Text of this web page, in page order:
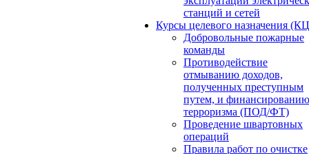
станций и сетей
Курсы целевого назначения
Добровольные пожарные
команды
Противодействие
отмыванию доходов,
полученных преступным
путем, и финансированию
терроризма (ПОД/ФТ)
Проведение швартовных
операций
Правила работ по очистке